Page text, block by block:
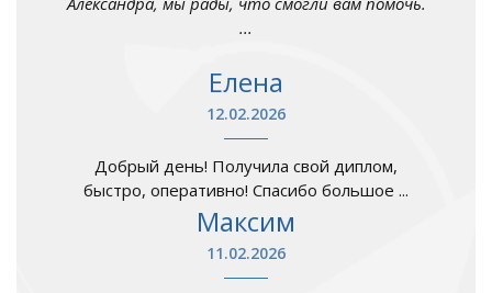
...
Елена
12.02.2026
Добрый день! Получила свой диплом,
быстро, оперативно! Спасибо большое ...
Максим
11.02.2026